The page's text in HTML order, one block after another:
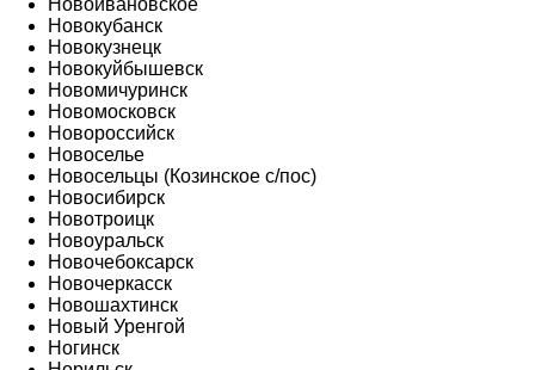
Новоивановское
Новокубанск
Новокузнецк
Новокуйбышевск
Новомичуринск
Новомосковск
Новороссийск
Новоселье
Новосельцы (Козинское с/пос)
Новосибирск
Новотроицк
Новоуральск
Новочебоксарск
Новочеркасск
Новошахтинск
Новый Уренгой
Ногинск